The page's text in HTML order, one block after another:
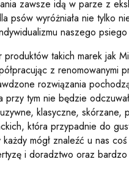
zawsze idą w parze z
wyróżniała nie tylko
naszego
produktów takich marek jak
z renomowanymi
rozwiązania
przy tym nie będzie
klasyczne,
która przypadnie do
mógł znaleźć u nas
i doradztwo oraz bardzo